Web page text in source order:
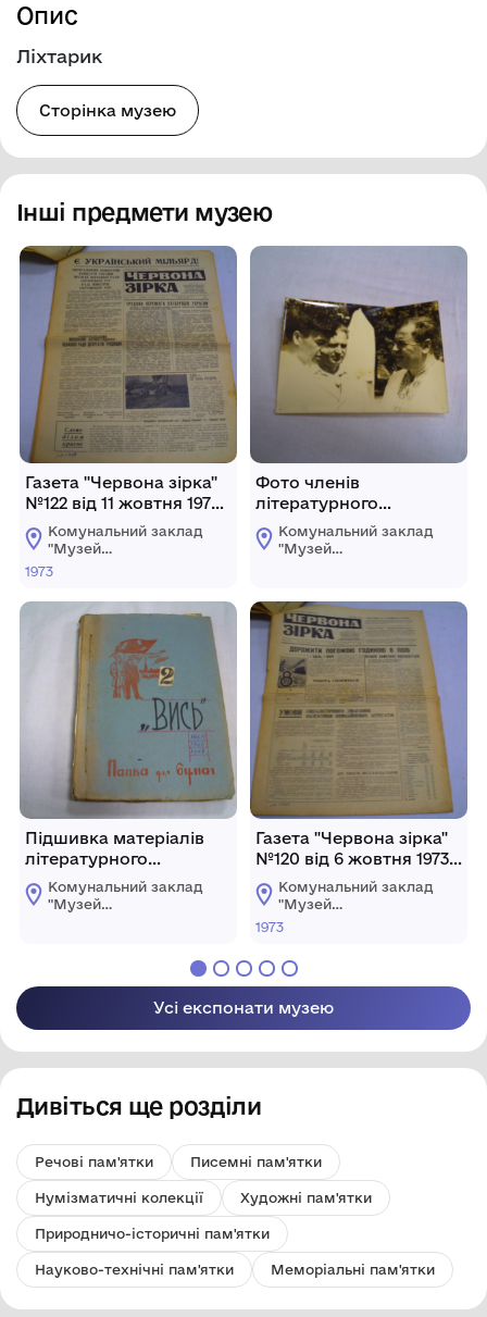
Опис
Ліхтарик
Сторінка музею
Інші предмети музею
Газета "Червона зірка"
№122 від 11 жовтня 1973
року.Комунальний заклад
"Музей
археологічних та
досліджень
Новомиргородщини"
1973
Підшивка матеріалів
літературного
обєднання "Вись",
том№2, 1965, 1966, 1967
Комунальний заклад
"Музей
Новомиргородщини"
Фото членів
літературного
обєднання "Вись" Сухов
Микола Павлович з
Комунальний заклад
"Музей
досліджень
Новомиргородщини"
Газета "Червона зірка"
№120 від 6 жовтня 1973
року.Комунальний заклад
"Музей
археологічних та
Новомиргородщини"
1973
Усі експонати музею
Дивіться ще розділи
Речові пам'ятки Писемні пам'ятки
Нумізматичні колекції Художні пам'ятки
Природничо-історичні пам'ятки
Науково-технічні пам'ятки Меморіальні пам'ятки